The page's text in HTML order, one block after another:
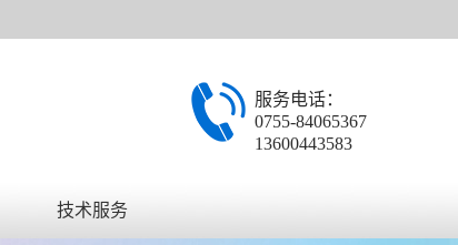
服务电话：
0755-84065367
13600443583
技术服务